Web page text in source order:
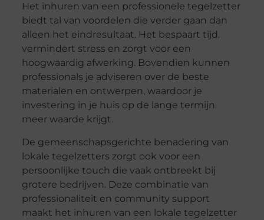
Het inhuren van een professionele tegelzetter
biedt tal van voordelen die verder gaan dan
alleen het eindresultaat. Het bespaart tijd,
vermindert stress en zorgt voor een
hoogwaardig afwerking. Bovendien kunnen
professionals je adviseren over de beste
materialen en ontwerpen, waardoor je
investering in je huis op de lange termijn
meer waarde krijgt.
De gemeenschapsgerichte benadering van
lokale tegelzetters zorgt ook voor een
persoonlijke touch die vaak ontbreekt bij
grotere bedrijven. Deze combinatie van
professionaliteit en community support
maakt het inhuren van een lokale tegelzetter